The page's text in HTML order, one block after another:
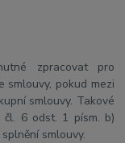
zpracovat pro
smlouvy, pokud mezi
smlouvy. Takové
čl. 6 odst. 1 písm. b)
smlouvy.